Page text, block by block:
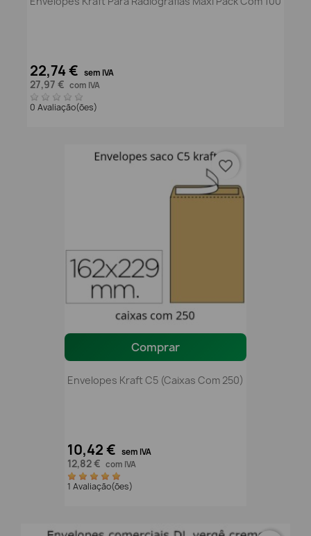
22,74 € sem IVA
27,97 € com IVA
0 Avaliação(ões)
Comprar
Envelopes Kraft C5 (caixas Com 250)
10,42 € sem IVA
12,82 € com IVA
1 Avaliação(ões)
favorite_border